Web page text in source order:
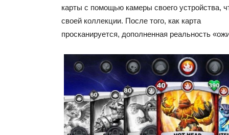
карты с помощью камеры своего устройства,
своей коллекции. После того, как карта
просканируется, дополненная реальность